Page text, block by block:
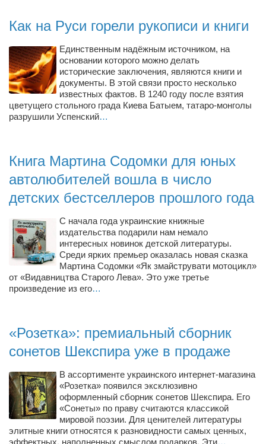
Фестиваль. Конкурс «Колибри» 2017
Конкурс «Колибри» 2016
Конкурс «Колибри» 2015
Конкурс «Колибри» 2014
Литературный конкурс «Я люблю Украину»
Конкурс «Колибри — детям!» 2014
Интервью
Афиша
Афиша Киев
Афиша Сумы
О нас
Как на Руси горели рукописи и книги
Единственным надёжным источником, на
основании которого можно делать
исторические заключения, являются книги и
документы. В этой связи просто несколько
известных фактов. В 1240 году после взятия
цветущего стольного града Киева Батыем, татаро-монголы
разрушили Успенский…
Книга Мартина Содомки для юных
автолюбителей вошла в число
детских бестселлеров прошлого года
С начала года украинские книжные
издательства подарили нам немало
интересных новинок детской литературы.
Среди ярких премьер оказалась новая сказка
Мартина Содомки «Як змайструвати мотоцикл»
от «Видавництва Старого Лева». Это уже третье
произведение из его…
«Розетка»: премиальный сборник
сонетов Шекспира уже в продаже
В ассортименте украинского интернет-магазина
«Розетка» появился эксклюзивно
оформленный сборник сонетов Шекспира. Его
«Сонеты» по праву считаются классикой
мировой поэзии. Для ценителей литературы
элитные книги относятся к разновидности самых ценных,
эффектных, наполненных смыслом подарков. Эти…